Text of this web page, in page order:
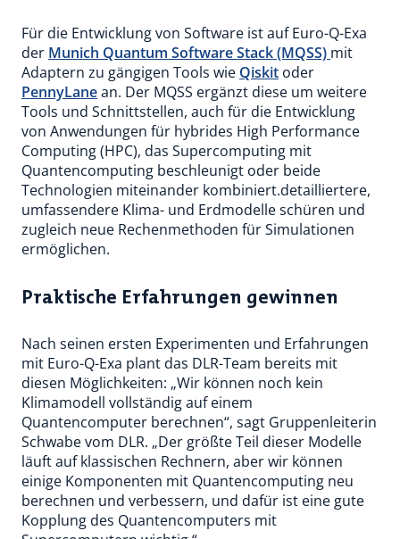
Für die Entwicklung von Software ist auf Euro-Q-Exa
der Munich Quantum Software Stack (MQSS) mit
Adaptern zu gängigen Tools wie Qiskit oder
PennyLanean. Der MQSS ergänzt diese um weitere
Tools und Schnittstellen, auch für die Entwicklung
von Anwendungen für hybrides High Performance
Computing (HPC), das Supercomputing mit
Quantencomputing beschleunigt oder beide
Technologien miteinander kombiniert.detailliertere,
umfassendere Klima- und Erdmodelle schüren und
zugleich neue Rechenmethoden für Simulationen
ermöglichen.
Praktische Erfahrungen gewinnen
Nach seinen ersten Experimenten und Erfahrungen
mit Euro-Q-Exa plant das DLR-Team bereits mit
diesen Möglichkeiten: „Wir können noch kein
Klimamodell vollständig auf einem
Quantencomputer berechnen“, sagt Gruppenleiterin
Schwabe vom DLR. „Der größte Teil dieser Modelle
läuft auf klassischen Rechnern, aber wir können
einige Komponenten mit Quantencomputing neu
berechnen und verbessern, und dafür ist eine gute
Kopplung des Quantencomputers mit